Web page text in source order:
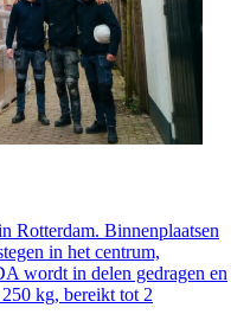
Rotterdam. Binnenplaatsen
in het centrum,
wordt in delen gedragen en
kg, bereikt tot 2